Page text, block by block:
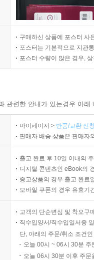
구매하신 상품에 포스터 사
포스터는 기본적으로 지관
포스터 수량이 많은 경우,
관련한 안내가 있는경우 아
마이페이지 > 반품/교환 신
판매자 배송 상품은 판매자
출고 완료 후 10일 이내의
디지털 콘텐츠인 eBook의
중고상품의 경우 출고 완료
모바일 쿠폰의 경우 유효기
고객의 단순변심 및 착오구
직수입양서/직수입일서중
단, 아래의 주문/취소 조건
오늘 00시 ~ 06시 30분
오늘 06시 30분 이후 주